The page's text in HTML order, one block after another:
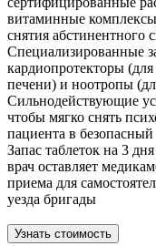
витаминные
снятия абстинентного
Специализированные
кардиопротекторы
печени) и ноотропы
Сильнодействующие
чтобы мягко снять
пациента в
Запас таблеток на 3 дня
врач оставляет
приема для
уезда бригады
Узнать стоимость